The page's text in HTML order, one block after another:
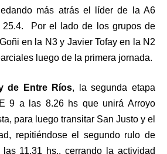
más atrás el líder de la A6
25.4. Por el lado de los grupos de
en la N3 y Javier Tofay en la N2
luego de la primera jornada.
de Entre Ríos, la segunda etapa
9 a las 8.26 hs que unirá Arroyo
para luego transitar San Justo y el
repitiéndose el segundo rulo de
11.31 hs., cerrando la actividad